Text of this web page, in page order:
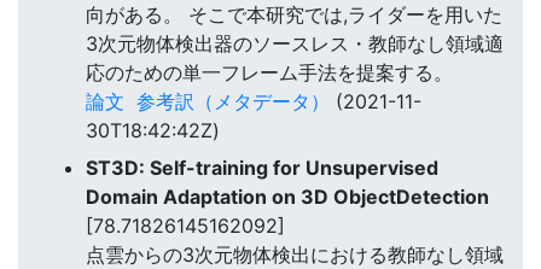
向がある。 そこで本研究では,ライダーを用いた
3次元物体検出器のソースレス・教師なし領域適
応のための単一フレーム手法を提案する。
論文 参考訳（メタデータ）
(2021-11-
30T18:42:42Z)
ST3D: Self-training for Unsupervised
Domain Adaptation on 3D ObjectDetection
[78.71826145162092]
点雲からの3次元物体検出における教師なし領域